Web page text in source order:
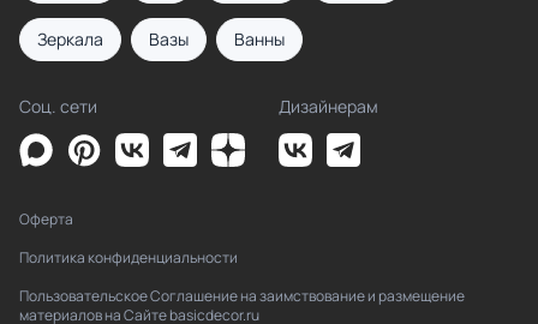
Зеркала Вазы Ванны
Соц. сети Дизайнерам
Оферта
Политика конфиденциальности
Пользовательское Соглашение на заимствование и размещение
материалов на Сайте basicdecor.ru